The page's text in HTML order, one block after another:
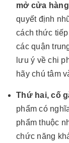
mở cửa hàng
quyết định
cách thức
các quận
lưu ý về chi
hãy chú tâm
Thứ hai, cố
phẩm có
phẩm thuộc
chức năng